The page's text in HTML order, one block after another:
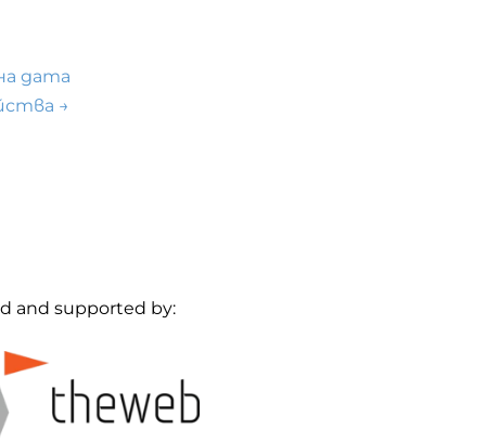
дата
→
and supported by: